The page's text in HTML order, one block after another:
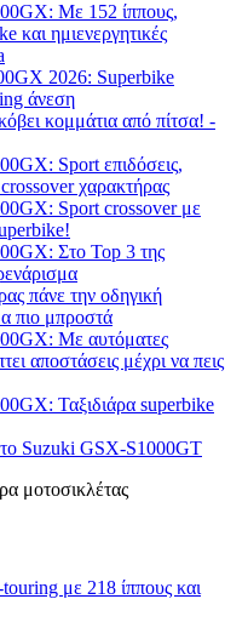
Με 152 ίππους,
και ημιενεργητικές
2026: Superbike
άνεση
κομμάτια από πίτσα! -
Sport επιδόσεις,
χαρακτήρας
Sport crossover με
Στο Top 3 της
πάνε την οδηγική
πιο μπροστά
Με αυτόματες
αποστάσεις μέχρι να πεις
Ταξιδιάρα superbike
Suzuki GSX-S1000GT
μοτοσικλέτας
με 218 ίππους και